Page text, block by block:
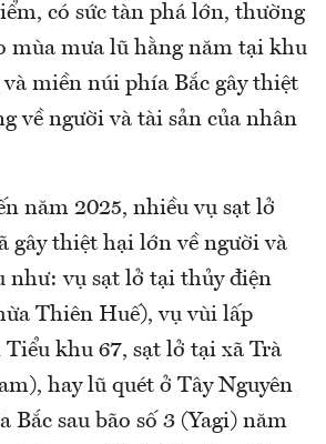
có sức tàn phá lớn, thường
mùa mưa lũ hằng năm tại khu
miền núi phía Bắc gây thiệt
về người và tài sản của nhân
năm 2025, nhiều vụ sạt lở
gây thiệt hại lớn về người và
như: vụ sạt lở tại thủy điện
Thiên Huế), vụ vùi lấp
khu 67, sạt lở tại xã Trà
hay lũ quét ở Tây Nguyên
Bắc sau bão số 3 (Yagi) năm